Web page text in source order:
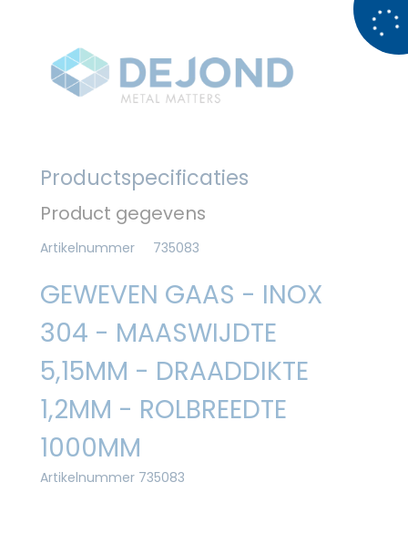
Productspecificaties
Product gegevens
Artikelnummer 735083
GEWEVEN GAAS - INOX
304 - MAASWIJDTE
5,15MM - DRAADDIKTE
1,2MM - ROLBREEDTE
1000MM
Artikelnummer 735083